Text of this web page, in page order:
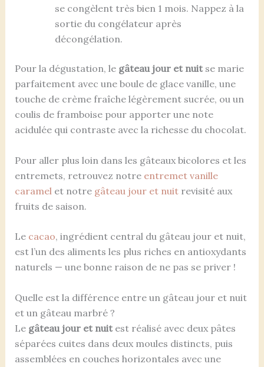
se congèlent très bien 1 mois. Nappez à la
sortie du congélateur après
décongélation.
Pour la dégustation, le gâteau jour et nuitse marie
parfaitement avec une boule de glace vanille, une
touche de crème fraîche légèrement sucrée, ou un
coulis de framboise pour apporter une note
acidulée qui contraste avec la richesse du chocolat.
Pour aller plus loin dans les gâteaux bicolores et les
entremets, retrouvez notre entremet vanille
caramel et notre gâteau jour et nuitrevisité aux
fruits de saison.
Le cacao, ingrédient central du gâteau jour et nuit,
est l’un des aliments les plus riches en antioxydants
naturels — une bonne raison de ne pas se priver !
Quelle est la différence entre un gâteau jour et nuit
et un gâteau marbré ?
Le gâteau jour et nuitest réalisé avec deux pâtes
séparées cuites dans deux moules distincts, puis
assemblées en couches horizontales avec une